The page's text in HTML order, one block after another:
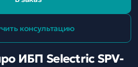
консультацию
ИБП Selectric SPV-